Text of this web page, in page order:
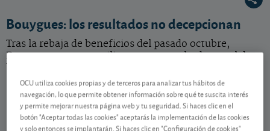
Bouygues: los resultados no decepcionan
Tras la rebaja de beneficios del pasado octubre,
Bouygues nos tranquiliza con un resultado anual de
Contenido reservado a SOCIOS
OCU utiliza cookies propias y de terceros para analizar tus hábitos de
navegación, lo que permite obtener información sobre qué te suscita interés
y permite mejorar nuestra página web y tu seguridad. Si haces clic en el
botón "Aceptar todas las cookies" aceptarás la implementación de las cookies
y solo entonces se implantarán. Si haces clic en "Configuración de cookies"